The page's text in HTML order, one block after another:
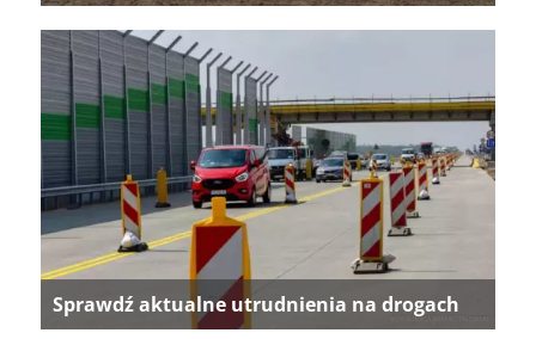
Sprawdź aktualne utrudnienia na drogach